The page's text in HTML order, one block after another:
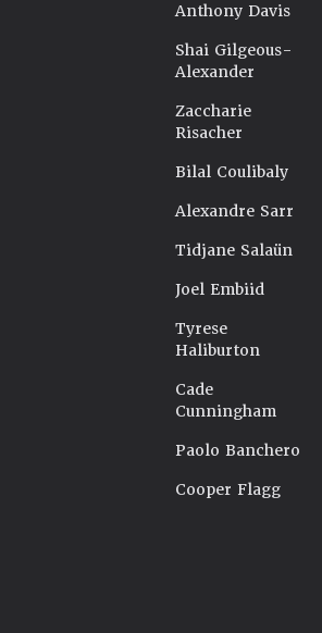
Anthony Davis
Shai Gilgeous-
Alexander
Zaccharie
Risacher
Bilal Coulibaly
Alexandre Sarr
Tidjane Salaün
Joel Embiid
Tyrese
Haliburton
Cade
Cunningham
Paolo Banchero
Cooper Flagg